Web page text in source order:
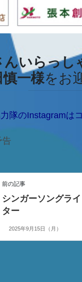
いらっし
一様をお
隊のInstagramは
告
前の記事
シンガーソングライ
ター
2025年9月15日（月）